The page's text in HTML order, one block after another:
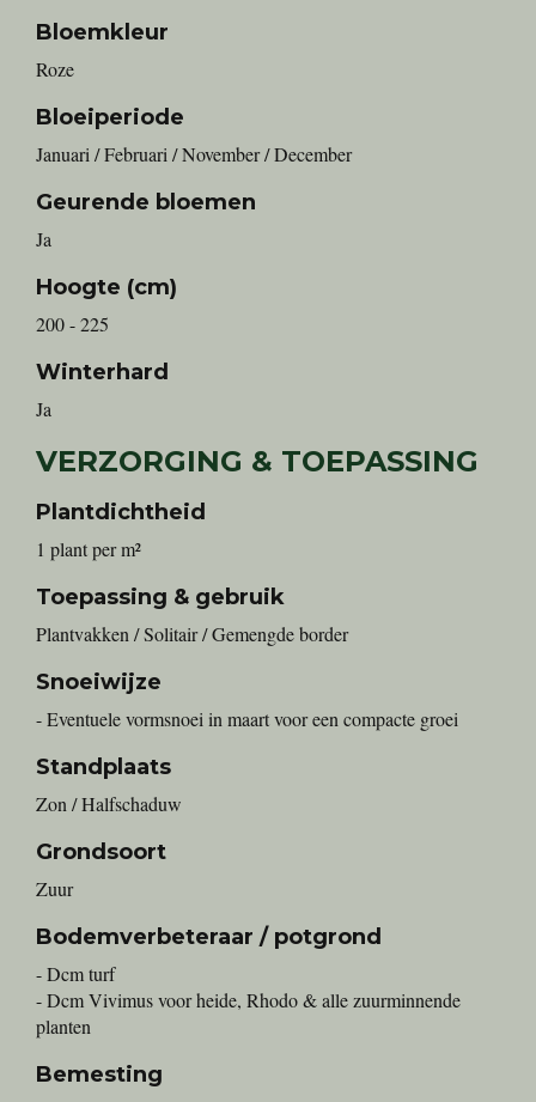
Bloemkleur
Roze
Bloeiperiode
Januari / Februari / November / December
Geurende bloemen
Ja
Hoogte (cm)
200 - 225
Winterhard
Ja
VERZORGING & TOEPASSING
Plantdichtheid
1 plant per m²
Toepassing & gebruik
Plantvakken / Solitair / Gemengde border
Snoeiwijze
- Eventuele vormsnoei in maart voor een compacte groei
Standplaats
Zon / Halfschaduw
Grondsoort
Zuur
Bodemverbeteraar / potgrond
- Dcm turf
- Dcm Vivimus voor heide, Rhodo & alle zuurminnende
planten
Bemesting